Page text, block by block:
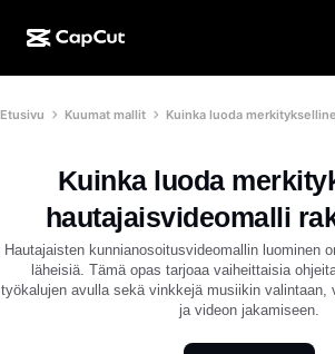
CapCut Desktop
CapCut Online
CapCut Pad
CapCut Mobile
Dreamina AI
Luonti tekoälyllä
Video Studio
Tekoälyvideonluoja
Tekoälykuvanluoja
Tekoälypohjainen
Ominaisuudet
Videoeditori ja -generaattori
Kuvaeditori ja -generaattori
Äänigeneraattori ja -editori
Sosiaalisen median mallit
Lomakauden mallit
Lisää
Tietoja
Hankkeet
Kumppanit
Etusivu Kuumat mallit
Kuinka luoda
hautajaisvideomalli
Hautajaisten kunnianosoitusvideomallin luominen
läheisiä. Tämä opas tarjoaa vaiheittaisia
työkalujen avulla sekä vinkkejä musiikin valintaan,
ja videon jakamiseen.